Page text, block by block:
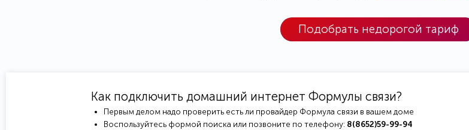
Подобрать недорогой тариф
Как подключить домашний интернет Формулы связи?
Первым делом надо проверить есть ли провайдер Формула связи в вашем доме
Воспользуйтесь формой поиска или позвоните по телефону: 8(8652)59-99-94